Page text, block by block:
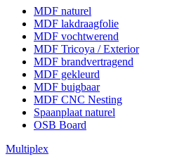
MDF naturel
MDF lakdraagfolie
MDF vochtwerend
MDF Tricoya / Exterior
MDF brandvertragend
MDF gekleurd
MDF buigbaar
MDF CNC Nesting
Spaanplaat naturel
OSB Board
Multiplex